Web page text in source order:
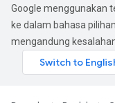
Google menggunakan
ke dalam bahasa
mengandung